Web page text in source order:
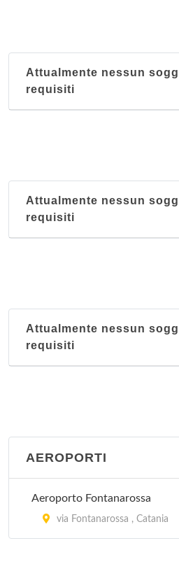
Attualmente nessun
requisiti
Attualmente nessun
requisiti
Attualmente nessun
requisiti
AEROPORTI
Aeroporto Fontanarossa
via Fontanarossa , Catania